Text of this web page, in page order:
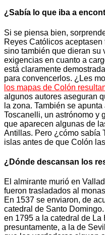
¿Sabía lo que iba a
Si se piensa bien,
Reyes Católicos
sino también que dieran su
exigencias en cuanto a
está claramente
para convencerlos. ¿Les
los mapas de Colón
algunos autores aseguran
la zona. También se
Toscanelli, un astrónomo y
que aparecen algunas de
Antillas. Pero ¿cómo sabía
islas antes de que Colón
¿Dónde descansan los
El almirante murió en
fueron trasladados al
En 1537 se enviaron, de
catedral de Santo
en 1795 a la catedral de
presuntamente, a la de